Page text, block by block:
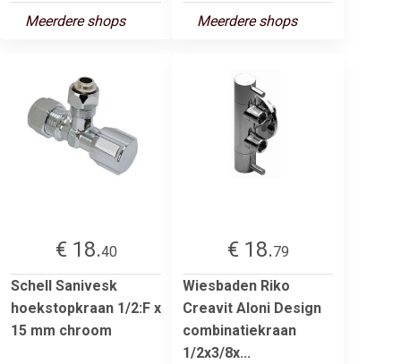
Meerdere shops
Meerdere shops
€ 18.40
Schell Sanivesk
hoekstopkraan 1/2:F x
15 mm chroom
€ 18.79
Wiesbaden Riko
Creavit Aloni Design
combinatiekraan
1/2x3/8x...